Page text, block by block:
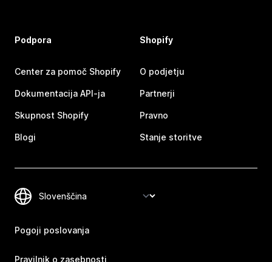
Podpora
Center za pomoč Shopify
Dokumentacija API-ja
Skupnost Shopify
Blogi
Shopify
O podjetju
Partnerji
Pravno
Stanje storitve
Pogoji poslovanja
Pravilnik o zasebnosti